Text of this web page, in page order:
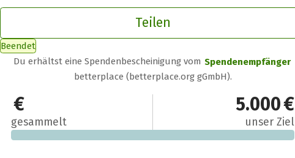
Teilen
Beendet
Du erhältst eine Spendenbescheinigung vom Spendenempfänger
betterplace (betterplace.org gGmbH).
0 €
gesammelt
5.000 €
unser Ziel